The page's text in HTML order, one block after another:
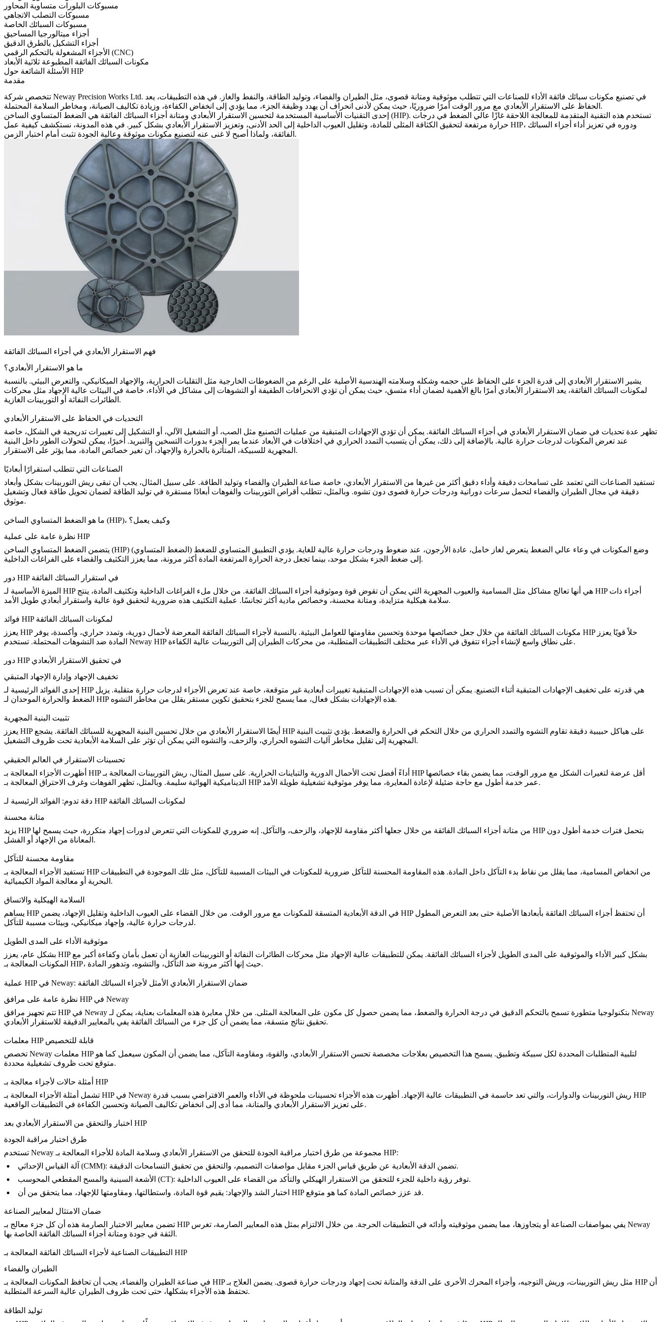
مسبوكات البلورات متساوية المحاور
مسبوكات التصلب الاتجاهي
مسبوكات السبائك الخاصة
أجزاء ميتالورجيا المساحيق
أجزاء التشكيل بالطرق الدقيق
الأجزاء المشغولة بالتحكم الرقمي (CNC)
مكونات السبائك الفائقة المطبوعة ثلاثية الأبعاد
الأسئلة الشائعة حول HIP
مقدمة
تتخصص شركة Neway Precision Works Ltd.
الحفاظ على الاستقرار الأبعادي مع مرور الوقت أمرًا ضروريًا، حيث يمكن لأدنى انحراف أن يهدد وظيفة الجزء، مما يؤدي إلى انخفاض الكفاءة، وزيادة تكاليف الصيانة، ومخاطر السلامة المحتملة.
إحدى التقنيات الأساسية المستخدمة لتحسين الاستقرار الأبعادي ومتانة أجزاء السبائك الفائقة هي الضغط المتساوي الساخن (HIP). تستخدم هذه التقنية المتقدمة للمعالجة اللاحقة غازًا عالي الضغط في درجات
حرارة مرتفعة لتحقيق الكثافة المثلى للمادة، وتقليل العيوب الداخلية إلى الحد الأدنى، وتعزيز الاستقرار الأبعادي بشكل كبير. في هذه المدونة، نستكشف كيفية عمل HIP، ودوره في تعزيز أداء أجزاء السبائك
الفائقة، ولماذا أصبح لا غنى عنه لتصنيع مكونات موثوقة وعالية الجودة تثبت أمام اختبار الزمن.
فهم الاستقرار الأبعادي في أجزاء السبائك الفائقة
ما هو الاستقرار الأبعادي؟
يشير الاستقرار الأبعادي إلى قدرة الجزء على الحفاظ على حجمه وشكله وسلامته الهندسية الأصلية على الرغم من الضغوطات الخارجية مثل التقلبات الحرارية، والإجهاد الميكانيكي، والتعرض البيئي. بالنسبة
لمكونات السبائك الفائقة، يعد الاستقرار الأبعادي أمرًا بالغ الأهمية لضمان أداء متسق، حيث يمكن أن تؤدي الانحرافات الطفيفة أو التشوهات إلى مشاكل في الأداء، خاصة في البيئات عالية الإجهاد مثل محركات
الطائرات النفاثة أو التوربينات الغازية.
التحديات في الحفاظ على الاستقرار الأبعادي
تظهر عدة تحديات في ضمان الاستقرار الأبعادي في أجزاء السبائك الفائقة. يمكن أن تؤدي الإجهادات المتبقية من عمليات التصنيع مثل الصب، أو التشغيل الآلي، أو التشكيل إلى تغييرات تدريجية في الشكل، خاصة
عند تعرض المكونات لدرجات حرارة عالية. بالإضافة إلى ذلك، يمكن أن يتسبب التمدد الحراري في اختلافات في الأبعاد عندما يمر الجزء بدورات التسخين والتبريد. أخيرًا، يمكن لتحولات الطور داخل البنية
المجهرية للسبيكة، المتأثرة بالحرارة والإجهاد، أن تغير خصائص المادة، مما يؤثر على الاستقرار.
الصناعات التي تتطلب استقرارًا أبعاديًا
تستفيد الصناعات التي تعتمد على تسامحات دقيقة وأداء دقيق أكثر من غيرها من الاستقرار الأبعادي، خاصة صناعة الطيران والفضاء وتوليد الطاقة. على سبيل المثال، يجب أن تبقى ريش التوربينات بشكل وأبعاد
دقيقة في مجال الطيران والفضاء لتحمل سرعات دورانية ودرجات حرارة قصوى دون تشوه. وبالمثل، تتطلب أقراص التوربينات والفوهات أبعادًا مستقرة في توليد الطاقة لضمان تحويل طاقة فعال وتشغيل
موثوق.
ما هو الضغط المتساوي الساخن (HIP)، وكيف يعمل؟
نظرة عامة على عملية HIP
يتضمن الضغط المتساوي الساخن (HIP)
إلى ضغط الجزء بشكل موحد، بينما تجعل درجة الحرارة المرتفعة المادة أكثر مرونة، مما يعزز التكثيف والقضاء على الفراغات الداخلية.
دور HIP في استقرار السبائك الفائقة
الميزة الأساسية لـ HIP هي أنها تعالج مشاكل مثل المسامية والعيوب المجهرية التي يمكن أن تقوض قوة وموثوقية أجزاء السبائك الفائقة. من خلال ملء الفراغات الداخلية وتكثيف المادة، ينتج HIP أجزاء ذات
سلامة هيكلية متزايدة، ومتانة محسنة، وخصائص مادية أكثر تجانسًا. عملية التكثيف هذه ضرورية لتحقيق قوة عالية واستقرار أبعادي طويل الأمد.
فوائد HIP لمكونات السبائك الفائقة
يعزز HIP مكونات السبائك الفائقة من خلال جعل خصائصها موحدة وتحسين مقاومتها للعوامل البيئية. بالنسبة لأجزاء السبائك الفائقة المعرضة لأحمال دورية، وتمدد حراري، وأكسدة، يوفر HIP حلاً قويًا يعزز
المادة ضد التشوهات المحتملة.
تستخدم Neway HIP على نطاق واسعلإنشاء أجزاء تتفوق في الأداء عبر مختلف التطبيقات المتطلبة، من محركات الطيران إلى التوربينات عالية الكفاءة.
دور HIP في تحقيق الاستقرار الأبعادي
تخفيف الإجهاد وإدارة الإجهاد المتبقي
إحدى الفوائد الرئيسية لـ HIP هي قدرته على تخفيف الإجهادات المتبقية أثناء التصنيع. يمكن أن تسبب هذه الإجهادات المتبقية تغييرات أبعادية غير متوقعة، خاصة عند تعرض الأجزاء لدرجات حرارة متقلبة. يزيل
الضغط والحرارة الموحدان لـ HIP
هذه الإجهادات بشكل فعال، مما يسمح للجزء بتحقيق تكوين مستقر يقلل من مخاطر التشوه.
تثبيت البنية المجهرية
يعزز HIP أيضًا الاستقرار الأبعادي من خلال تحسين البنية المجهرية للسبائك الفائقة. يشجع HIP على هياكل حبيبية دقيقة تقاوم التشوه والتمدد الحراري من خلال التحكم في الحرارة والضغط. يؤدي تثبيت البنية
المجهرية إلى تقليل مخاطر
آليات التشوه الحراري، والزحف، والتشوه التي يمكن أن تؤثر على السلامة الأبعادية تحت ظروف التشغيل.
تحسينات الاستقرار في العالم الحقيقي
أظهرت الأجزاء المعالجة بـ HIP أداءً أفضل تحت الأحمال الدورية والتباينات الحرارية. على سبيل المثال، ريش التوربينات المعالجة بـ HIPأقل عرضة لتغيرات الشكل مع مرور الوقت، مما يضمن بقاء خصائصها
الديناميكية الهوائية سليمة. وبالمثل، تظهر الفوهات وغرف الاحتراق المعالجة بـ HIP عمر خدمة أطول مع حاجة ضئيلة لإعادة المعايرة، مما يوفر موثوقية تشغيلية طويلة الأمد.
دقة تدوم: الفوائد الرئيسية لـ HIP لمكونات السبائك الفائقة
متانة محسنة
يزيد HIP من متانة أجزاء السبائك الفائقة من خلال جعلها أكثر مقاومة للإجهاد، والزحف، والتآكل. إنه ضروري للمكونات التي تتعرض لدورات إجهاد متكررة، حيث يسمح لها HIP بتحمل فترات خدمة أطول دون
المعاناة من الإجهاد أو الفشل.
مقاومة محسنة للتآكل
تستفيد الأجزاء المعالجة بـ HIP من انخفاض المسامية، مما يقلل من نقاط بدء التآكل داخل المادة. هذه المقاومة المحسنة للتآكل ضرورية للمكونات في البيئات المسببة للتآكل، مثل تلك الموجودة في التطبيقات
البحرية أو معالجة المواد الكيميائية.
السلامة الهيكلية والاتساق
يساهم HIP في الدقة الأبعادية المتسقة للمكونات مع مرور الوقت. من خلال القضاء على العيوب الداخلية وتقليل الإجهاد، يضمن HIP أن تحتفظ أجزاء السبائك الفائقة بأبعادها الأصلية حتى بعد التعرض المطول
لدرجات حرارة عالية، وإجهاد ميكانيكي، وبيئات مسببة للتآكل.
موثوقية الأداء على المدى الطويل
بشكل عام، يعزز HIP بشكل كبير
الأداء والموثوقية على المدى الطويل لأجزاء السبائك الفائقة. يمكن للتطبيقات عالية الإجهاد مثل محركات الطائرات النفاثة أو التوربينات الغازية أن تعمل بأمان وكفاءة أكبر مع
المكونات المعالجة بـ HIP، حيث إنها أكثر مرونة ضد التآكل، والتشوه، وتدهور المادة.
عملية HIP في Neway: ضمان الاستقرار الأبعادي الأمثل لأجزاء السبائك الفائقة
نظرة عامة على مرافق HIP في Neway
تتم تجهيز
مرافق HIP في Neway
تحقيق نتائج متسقة، مما يضمن أن كل جزء من السبائك الفائقة يفي بالمعايير الدقيقة للاستقرار الأبعادي.
معلمات HIP قابلة للتخصيص
تخصص Neway معلمات HIP لتلبية المتطلبات المحددة لكل سبيكة وتطبيق. يسمح هذا التخصيص بعلاجات مخصصة تحسن الاستقرار الأبعادي، والقوة، ومقاومة التآكل، مما يضمن أن المكون سيعمل كما هو
متوقع تحت ظروف تشغيلية محددة.
أمثلة حالات لأجزاء معالجة بـ HIP
تشمل أمثلة الأجزاء المعالجة بـ HIP في Neway ريش التوربينات والدوارات، والتي تعد حاسمة في التطبيقات عالية الإجهاد. أظهرت هذه الأجزاء تحسينات ملحوظة في الأداء والعمر الافتراضي بسبب قدرة HIP
على تعزيز الاستقرار الأبعادي والمتانة، مما أدى إلى انخفاض تكاليف الصيانة وتحسين الكفاءة في التطبيقات الواقعية.
اختبار والتحقق من الاستقرار الأبعادي بعد HIP
طرق اختبار مراقبة الجودة
تستخدم Neway مجموعة من طرق اختبار مراقبة الجودة للتحقق من الاستقرار الأبعادي وسلامة المادة للأجزاء المعالجة بـ HIP:
آلة القياس الإحداثي (CMM)
: تضمن الدقة الأبعادية عن طريق قياس الجزء مقابل مواصفات التصميم، والتحقق من تحقيق التسامحات الدقيقة.
الأشعة السينية والمسح المقطعي المحوسب (CT)
: توفر رؤية داخلية للجزء للتحقق من الاستقرار الهيكلي والتأكد من القضاء على العيوب الداخلية.
اختبار الشد والإجهاد
: يقيم قوة المادة، واستطالتها، ومقاومتها للإجهاد، مما يتحقق من أن HIP قد عزز خصائص المادة كما هو متوقع.
ضمان الامتثال لمعايير الصناعة
تضمن معايير الاختبار الصارمة هذه أن كل جزء معالج بـ HIP يفي بمواصفات الصناعة أو يتجاوزها، مما يضمن موثوقيته وأدائه في التطبيقات الحرجة. من خلال الالتزام بمثل هذه المعايير الصارمة، تغرس Neway
الثقة في جودة ومتانة أجزاء السبائك الفائقة الخاصة بها .
التطبيقات الصناعية لأجزاء السبائك الفائقة المعالجة بـ HIP
الطيران والفضاء
في صناعة الطيران والفضاء ، يجب أن تحافظ المكونات المعالجة بـ HIP مثل ريش التوربينات، وريش التوجيه، وأجزاء المحرك الأخرى على الدقة والمتانة تحت إجهاد ودرجات حرارة قصوى. يضمن العلاج بـ HIPأن
تحتفظ هذه الأجزاء بشكلها، حتى تحت ظروف الطيران عالية السرعة المتطلبة.
توليد الطاقة